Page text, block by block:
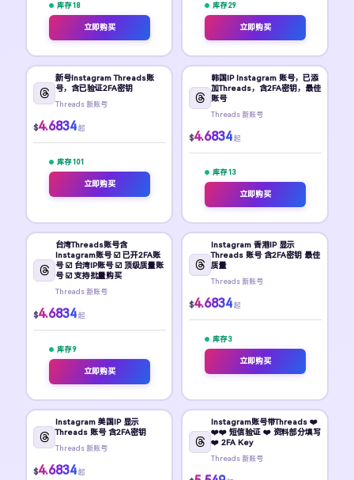
库存 18
立即购买
库存 29
立即购买
新号Instagram Threads账
号，含已验证2FA密钥
Threads 新账号
$4.6834 起
库存 101
立即购买
韩国IP Instagram 账号，已添
加Threads，含2FA密钥，最佳
账号
Threads 新账号
$4.6834 起
库存 13
立即购买
台湾Threads账号含
Instagram账号 ☑️ 已开2FA账
号 ☑️ 台湾IP账号 ☑️ 顶级质量账
号 ☑️ 支持批量购买
Threads 新账号
$4.6834 起
库存 9
立即购买
Instagram 香港IP 显示
Threads 账号 含2FA密钥 最佳
质量
Threads 新账号
$4.6834 起
库存 3
立即购买
Instagram 美国IP 显示
Threads 账号 含2FA密钥
Threads 新账号
$4.6834 起
Instagram账号带Threads ❤️
❤️❤️ 短信验证 ❤️ 资料部分填写
❤️ 2FA Key
Threads 新账号